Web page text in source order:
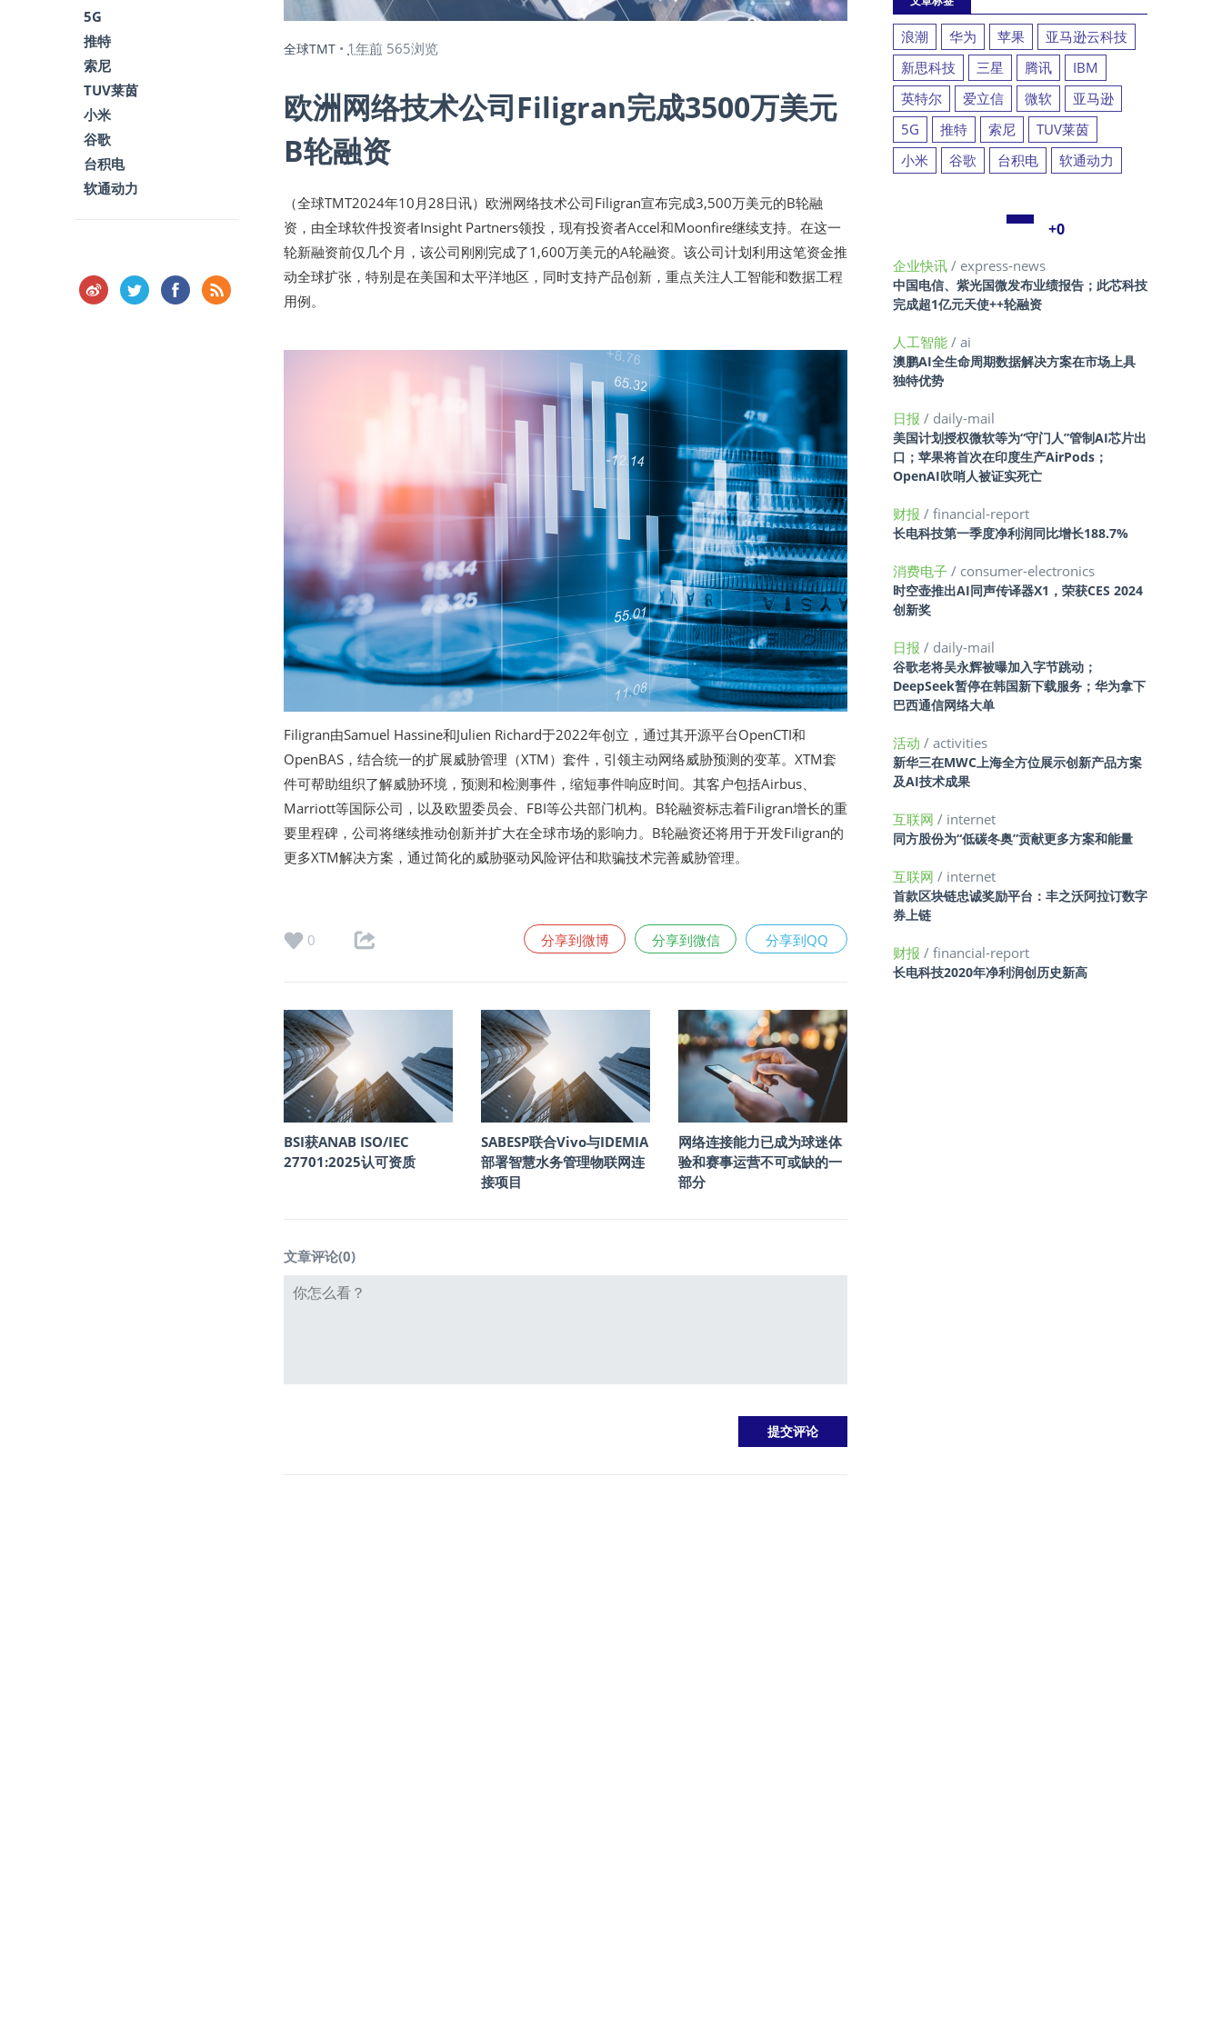
全球TMT • 1年前 565浏览
欧洲网络技术公司Filigran完成3500万美元
B轮融资
（全球TMT2024年10月28日讯）欧洲网络技术公司Filigran宣布完成3,500万美元的B轮融
资，由全球软件投资者Insight Partners领投，现有投资者Accel和Moonfire继续支持。在这一
轮新融资前仅几个月，该公司刚刚完成了1,600万美元的A轮融资。该公司计划利用这笔资金推
动全球扩张，特别是在美国和太平洋地区，同时支持产品创新，重点关注人工智能和数据工程
用例。
Filigran由Samuel Hassine和Julien Richard于2022年创立，通过其开源平台OpenCTI和
OpenBAS，结合统一的扩展威胁管理（XTM）套件，引领主动网络威胁预测的变革。XTM套
件可帮助组织了解威胁环境，预测和检测事件，缩短事件响应时间。其客户包括Airbus、
Marriott等国际公司，以及欧盟委员会、FBI等公共部门机构。B轮融资标志着Filigran增长的重
要里程碑，公司将继续推动创新并扩大在全球市场的影响力。B轮融资还将用于开发Filigran的
更多XTM解决方案，通过简化的威胁驱动风险评估和欺骗技术完善威胁管理。
0 分享到微博 分享到微信 分享到QQ
BSI获ANAB ISO/IEC
27701:2025认可资质
SABESP联合Vivo与IDEMIA
部署智慧水务管理物联网连
接项目
网络连接能力已成为球迷体
验和赛事运营不可或缺的一
部分
文章评论(0)
5G
推特
索尼
TUV莱茵
小米
谷歌
台积电
软通动力
浪潮 华为 苹果
亚马逊云科技
新思科技
三星 腾讯
IBM
英特尔
爱立信 微软
亚马逊
5G
推特 索尼
TUV莱茵
小米
谷歌 台积电 软通动力
+0
企业快讯 / express-news
中国电信、紫光国微发布业绩报告；此芯科技
完成超1亿元天使++轮融资
人工智能 / ai
澳鹏AI全生命周期数据解决方案在市场上具
独特优势
日报 / daily-mail
美国计划授权微软等为“守门人”管制AI芯片出
口；苹果将首次在印度生产AirPods；
OpenAI吹哨人被证实死亡
财报 / financial-report
长电科技第一季度净利润同比增长188.7%
消费电子 / consumer-electronics
时空壶推出AI同声传译器X1，荣获CES 2024
创新奖
日报 / daily-mail
谷歌老将吴永辉被曝加入字节跳动；
DeepSeek暂停在韩国新下载服务；华为拿下
巴西通信网络大单
活动 / activities
新华三在MWC上海全方位展示创新产品方案
及AI技术成果
互联网 / internet
同方股份为“低碳冬奥”贡献更多方案和能量
互联网 / internet
首款区块链忠诚奖励平台：丰之沃阿拉订数字
券上链
财报 / financial-report
长电科技2020年净利润创历史新高